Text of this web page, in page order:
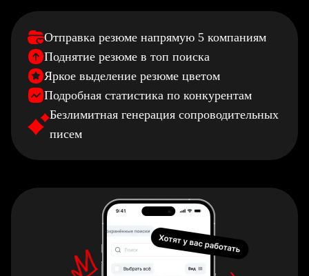
Отправка резюме напрямую 5 компаниям
Поднятие резюме в топ поиска
Яркое выделение резюме цветом
Подробная статистика по конкурентам
Безлимитная генерация сопроводительных
писем